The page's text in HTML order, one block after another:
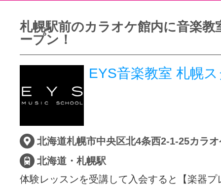
グッドスク
掲載のお問
札幌駅前のカラオケ館内に音楽教
ープン！
EYS音楽教室 札幌
北海道札幌市中央区北4条西2-1-25カラ
北海道・札幌駅
体験レッスンを受講して入会すると【楽器プ